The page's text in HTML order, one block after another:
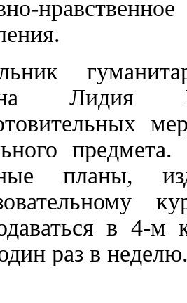
Лидия
планы,
в 4-м
раз в